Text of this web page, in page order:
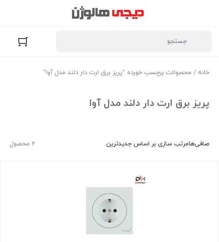
خانه / محصولات برچسب خورده “پریز برق ارت دار دلند مدل آوا”
پریز برق ارت دار دلند مدل آوا
2 محصول صافی‌هامرتب سازی بر اساس جدیدترین